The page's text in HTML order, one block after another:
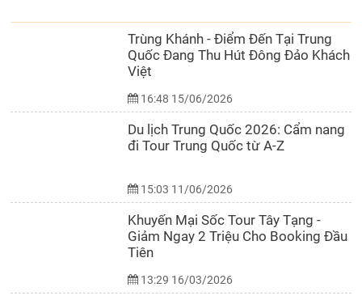
Trùng Khánh - Điểm Đến Tại Trung
Quốc Đang Thu Hút Đông Đảo Khách
Việt
16:48 15/06/2026
Du lịch Trung Quốc 2026: Cẩm nang
đi Tour Trung Quốc từ A-Z
15:03 11/06/2026
Khuyến Mại Sốc Tour Tây Tạng -
Giảm Ngay 2 Triệu Cho Booking Đầu
Tiên
13:29 16/03/2026